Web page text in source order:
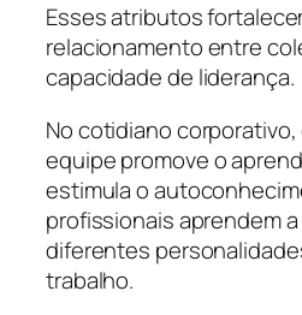
Esses atributos
relacionamento entre
capacidade de liderança.
No cotidiano
equipe promove o
estimula o
profissionais aprendem
diferentes
trabalho.